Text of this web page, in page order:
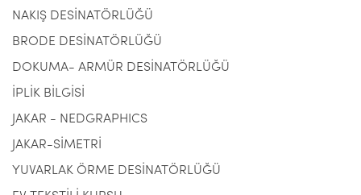
NAKIŞ DESİNATÖRLÜĞÜ
BRODE DESİNATÖRLÜĞÜ
DOKUMA- ARMÜR DESİNATÖRLÜĞÜ
İPLİK BİLGİSİ
JAKAR - NEDGRAPHICS
JAKAR-SİMETRİ
YUVARLAK ÖRME DESİNATÖRLÜĞÜ